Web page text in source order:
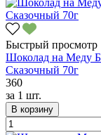
Быстрый просмотр
Шоколад на Меду
Сказочный 70г
360
за 1 шт.
В корзину